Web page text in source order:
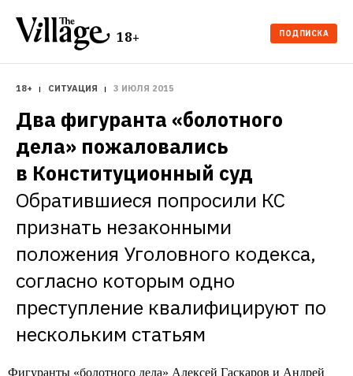
18+ ПОДПИСКА
18+ СИТУАЦИЯ 3 ИЮЛЯ 2015
Два фигуранта «болотного
дела» пожаловались
в Конституционный суд
Обратившиеся попросили КС
признать незаконными
положения Уголовного кодекса,
согласно которым одно
преступление квалифицируют по
нескольким статьям
Фигуранты «болотного дела» Алексей Гаскаров и Андрей